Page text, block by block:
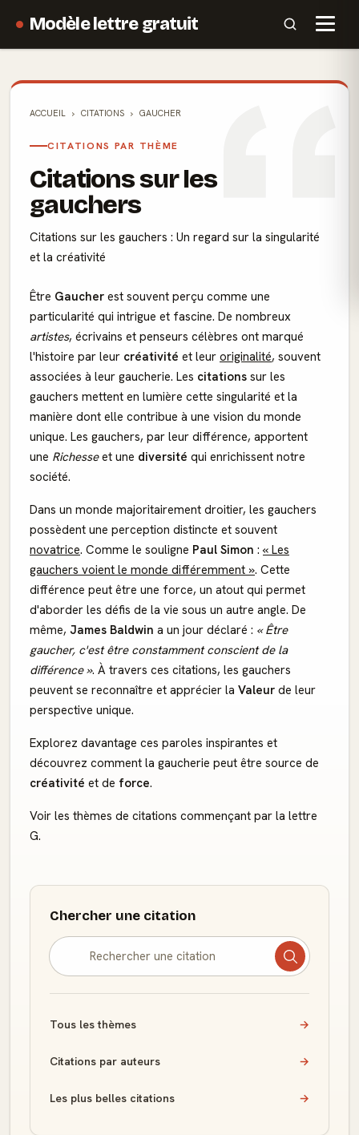
Modèle lettre gratuit
ACCUEIL CITATIONS GAUCHER
CITATIONS PAR THÈME
Citations sur les
gauchers
Citations sur les gauchers : Un regard sur la singularité
et la créativité
Être Gaucher est souvent perçu comme une
particularité qui intrigue et fascine. De nombreux
artistes, écrivains et penseurs célèbres ont marqué
l'histoire par leur créativité et leur originalité, souvent
associées à leur gaucherie. Les citations sur les
gauchers mettent en lumière cette singularité et la
manière dont elle contribue à une vision du monde
unique. Les gauchers, par leur différence, apportent
une Richesseet une diversité qui enrichissent notre
société.
Dans un monde majoritairement droitier, les gauchers
possèdent une perception distincte et souvent
novatrice. Comme le souligne Paul Simon : « Les
gauchers voient le monde différemment ». Cette
différence peut être une force, un atout qui permet
d'aborder les défis de la vie sous un autre angle. De
même, James Baldwin a un jour déclaré : « Être
gaucher, c'est être constamment conscient de la
différence ». À travers ces citations, les gauchers
peuvent se reconnaître et apprécier la Valeur de leur
perspective unique.
Explorez davantage ces paroles inspirantes et
découvrez comment la gaucherie peut être source de
créativité et de force.
Voir les thèmes de citations commençant par la lettre
G.
Chercher une citation
Tous les thèmes →
Citations par auteurs →
Les plus belles citations →